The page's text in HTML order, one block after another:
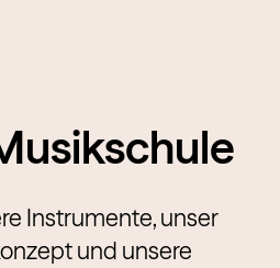
Instrumente, unser
und unsere